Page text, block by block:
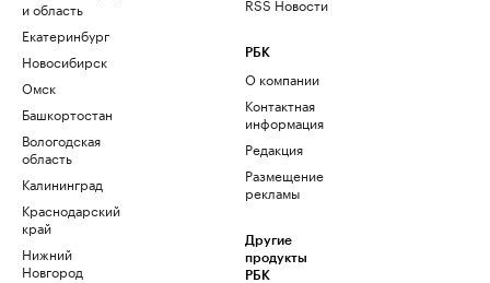
и область
Екатеринбург
Новосибирск
Омск
Башкортостан
Вологодская
область
Калининград
Краснодарский
край
Нижний
Новгород
РБК
О компании
Контактная
информация
Редакция
Размещение
рекламы
Другие
продукты
РБК